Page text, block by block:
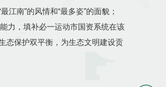
南”的风情和“最多姿”的面貌；
力，填补必一运动市国资系统在该
态保护双平衡，为生态文明建设贡